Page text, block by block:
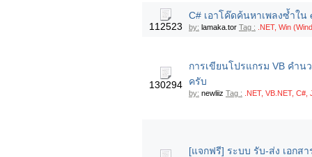
112523
C# เอาโค๊ดค้นหาเพลงซ้ำใ
by: lamaka.tor Tag : .NET, Win
130294
การเขียนโปรแกรม VB คำ
ครับ
by: newliiz Tag : .NET, VB.NET, C#,
[แจกฟรี] ระบบ รับ-ส่ง เอกส